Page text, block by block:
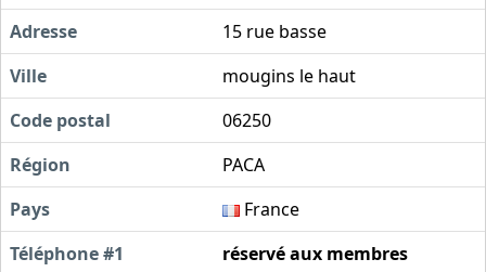
Adresse
15 rue basse
Ville
mougins le haut
Code postal
06250
Région
PACA
Pays
France
Téléphone #1
réservé aux membres